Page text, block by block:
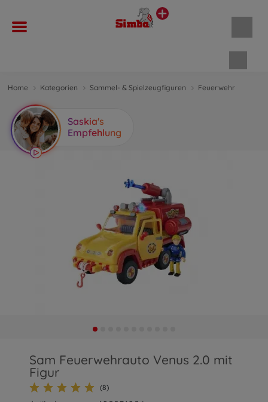
Home Kategorien Sammel- & Spielzeugfiguren Feuerwehr
Saskia's
Empfehlung
Sam Feuerwehrauto Venus 2.0 mit
Figur
(8)